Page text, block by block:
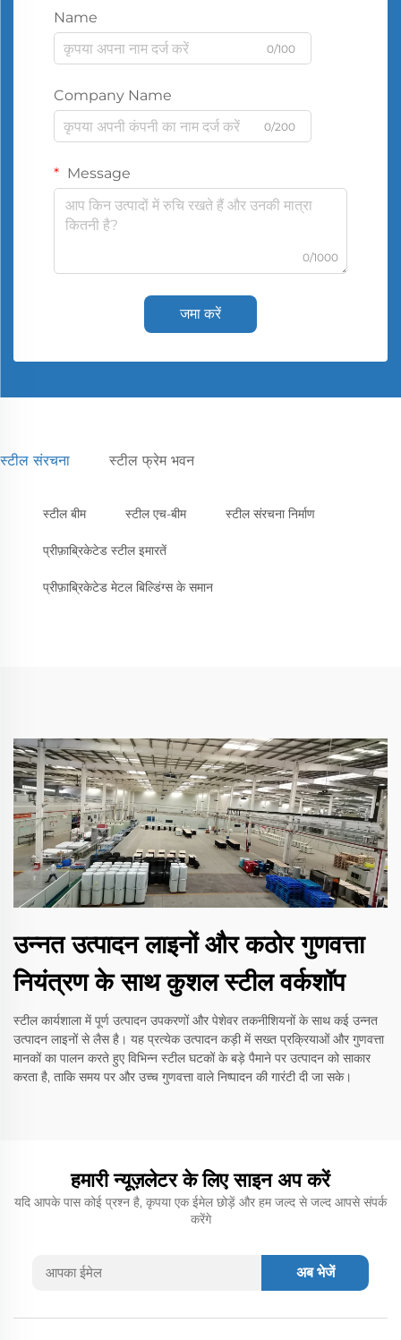
Name
0/100
Company Name
0/200
Message
0/1000
जमा करें
स्टील संरचना स्टील फ्रेम भवन
स्टील बीम स्टील एच-बीम स्टील संरचना निर्माण
प्रीफ़ाब्रिकेटेड स्टील इमारतें
प्रीफ़ाब्रिकेटेड मेटल बिल्डिंग्स के समान
उन्नत उत्पादन लाइनों और कठोर गुणवत्ता
नियंत्रण के साथ कुशल स्टील वर्कशॉप
स्टील कार्यशाला में पूर्ण उत्पादन उपकरणों और पेशेवर तकनीशियनों के साथ कई उन्नत
उत्पादन लाइनों से लैस है। यह प्रत्येक उत्पादन कड़ी में सख्त प्रक्रियाओं और गुणवत्ता
मानकों का पालन करते हुए विभिन्न स्टील घटकों के बड़े पैमाने पर उत्पादन को साकार
करता है, ताकि समय पर और उच्च गुणवत्ता वाले निष्पादन की गारंटी दी जा सके।
हमारी न्यूज़लेटर के लिए साइन अप करें
यदि आपके पास कोई प्रश्न है, कृपया एक ईमेल छोड़ें और हम जल्द से जल्द आपसे संपर्क
करेंगे
अब भेजें